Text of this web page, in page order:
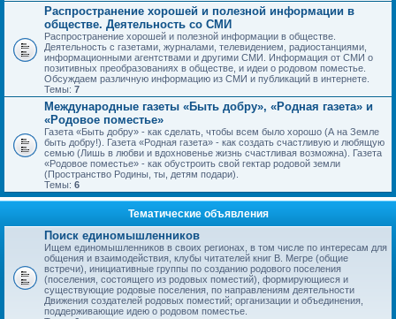
Распространение хорошей и полезной информации в
обществе. Деятельность со СМИ
Распространение хорошей и полезной информации в обществе.
Деятельность с газетами, журналами, телевидением, радиостанциями,
информационными агентствами и другими СМИ. Информация от СМИ о
позитивных преобразованиях в обществе, и идеи о родовом поместье.
Обсуждаем различную информацию из СМИ и публикаций в интернете.
Темы: 7
Международные газеты «Быть добру», «Родная газета» и
«Родовое поместье»
Газета «Быть добру» - как сделать, чтобы всем было хорошо (А на Земле
быть добру!). Газета «Родная газета» - как создать счастливую и любящую
семью (Лишь в любви и вдохновенье жизнь счастливая возможна). Газета
«Родовое поместье» - как обустроить свой гектар родовой земли
(Пространство Родины, ты, детям подари).
Темы: 6
Тематические объявления
Поиск единомышленников
Ищем единомышленников в своих регионах, в том числе по интересам для
общения и взаимодействия, клубы читателей книг В. Мегре (общие
встречи), инициативные группы по созданию родового поселения
(поселения, состоящего из родовых поместий), формирующиеся и
существующие родовые поселения, по направлениям деятельности
Движения создателей родовых поместий; организации и объединения,
поддерживающие идею о родовом поместье.